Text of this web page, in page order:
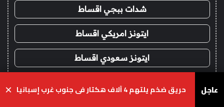
شدات ببجي اقساط
ايتونز امريكي اقساط
ايتونز سعودي اقساط
عاجل حريق ضخم يلتهم 4 آلاف هكتار في جنوب غرب إسبانيا ×